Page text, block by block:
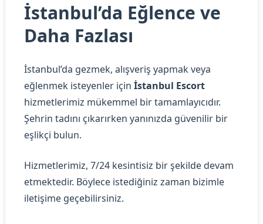
İstanbul’da Eğlence ve
Daha Fazlası
İstanbul’da gezmek, alışveriş yapmak veya
eğlenmek isteyenler için İstanbul Escort
hizmetlerimiz mükemmel bir tamamlayıcıdır.
Şehrin tadını çıkarırken yanınızda güvenilir bir
eşlikçi bulun.
Hizmetlerimiz, 7/24 kesintisiz bir şekilde devam
etmektedir. Böylece istediğiniz zaman bizimle
iletişime geçebilirsiniz.